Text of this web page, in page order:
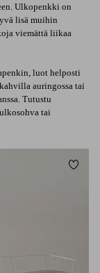
Ulkopenkki on
lisä muihin
viemättä liikaa
luot helposti
auringossa tai
Tutustu
tai
Lisää